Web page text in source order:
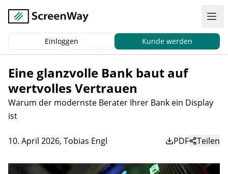
Einloggen Kunde werden
Zurück|Start News Eine glanzvolle Bank baut auf wertvolles Vertrauen
Eine glanzvolle Bank baut auf
wertvolles Vertrauen
Warum der modernste Berater Ihrer Bank ein Display
ist
10. April 2026, Tobias Engl PDF Teilen